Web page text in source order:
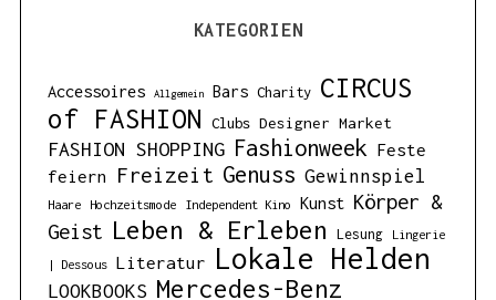
KATEGORIEN
Accessoires Allgemein Bars Charity CIRCUS
of FASHION Clubs Designer Market
FASHION SHOPPING Fashionweek Feste
feiern
Freizeit Genuss Gewinnspiel
Haare Hochzeitsmode Independent Kino Kunst Körper &
Geist Leben & Erleben Lesung Lingerie
| Dessous Literatur Lokale Helden
LOOKBOOKS Mercedes-Benz